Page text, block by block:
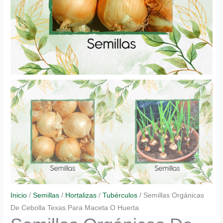
Inicio /Semillas / Hortalizas /Tubérculos / Semillas Orgánicas
De Cebolla Texas Para Maceta O Huerta